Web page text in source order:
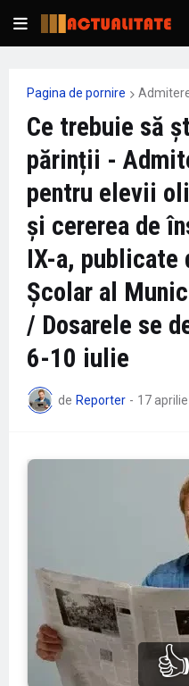
Pagina de pornire
Ce trebuie să
părinții -
pentru elevii
și cererea de
IX-a, publicate
Școlar al
/ Dosarele se
6-10 iulie
de Reporter - 17 aprilie
👍